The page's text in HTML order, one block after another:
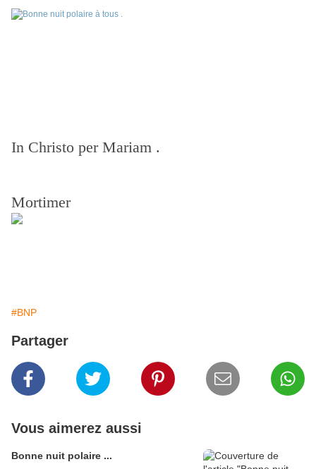
In Christo per Mariam .
Mortimer
#BNP
Partager
Vous aimerez aussi
Bonne nuit polaire ...